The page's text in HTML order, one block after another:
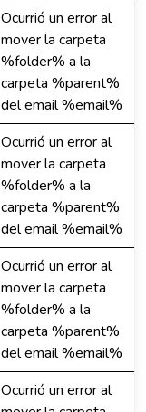
Ocurrió un error al
mover la carpeta
%folder% a la
carpeta %parent%
del email %email%
Ocurrió un error al
mover la carpeta
%folder% a la
carpeta %parent%
del email %email%
Ocurrió un error al
mover la carpeta
%folder% a la
carpeta %parent%
del email %email%
Ocurrió un error al